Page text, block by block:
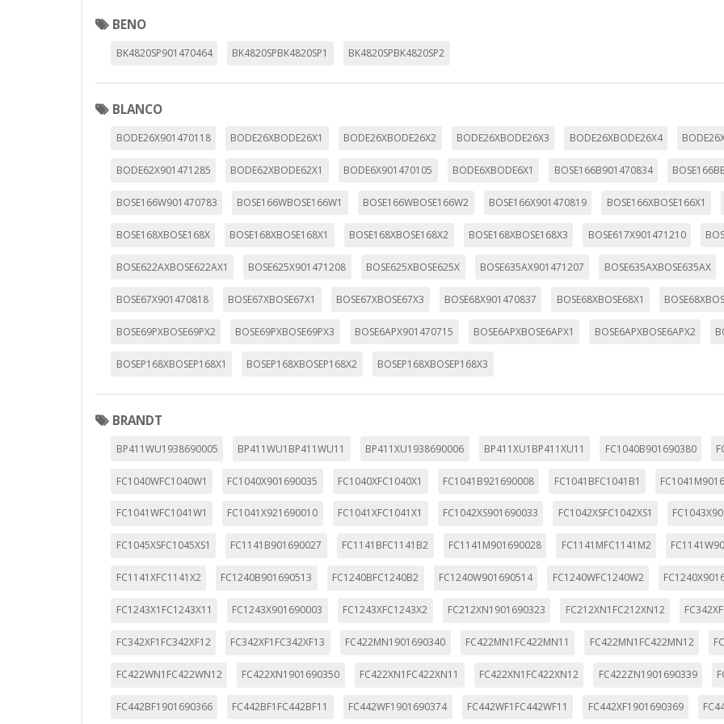
BENO
BK4820SP901470464 BK4820SPBK4820SP1 BK4820SPBK4820SP2
BLANCO
BODE26X901470118 BODE26XBODE26X1 BODE26XBODE26X2 BODE26XBODE26X3 BODE26XBODE26X4
BODE62X901471285 BODE62XBODE62X1 BODE6X901470105 BODE6XBODE6X1 BOSE166B901470834
BOSE166W901470783 BOSE166WBOSE166W1 BOSE166WBOSE166W2 BOSE166X901470819 BOSE166XBOSE166X1
BOSE168XBOSE168X BOSE168XBOSE168X1 BOSE168XBOSE168X2 BOSE168XBOSE168X3 BOSE617X901471210
BOSE622AXBOSE622AX1 BOSE625X901471208 BOSE625XBOSE625X BOSE635AX901471207 BOSE635AXBOSE635AX
BOSE67X901470818 BOSE67XBOSE67X1 BOSE67XBOSE67X3 BOSE68X901470837 BOSE68XBOSE68X1
BOSE69PXBOSE69PX2 BOSE69PXBOSE69PX3 BOSE6APX901470715 BOSE6APXBOSE6APX1 BOSE6APXBOSE6APX2
BOSEP168XBOSEP168X1 BOSEP168XBOSEP168X2 BOSEP168XBOSEP168X3
BRANDT
BP411WU1938690005 BP411WU1BP411WU11 BP411XU1938690006 BP411XU1BP411XU11 FC1040B901690380
FC1040WFC1040W1 FC1040X901690035 FC1040XFC1040X1 FC1041B921690008 FC1041BFC1041B1
FC1041WFC1041W1 FC1041X921690010 FC1041XFC1041X1 FC1042XS901690033 FC1042XSFC1042XS1
FC1045XSFC1045XS1 FC1141B901690027 FC1141BFC1141B2 FC1141M901690028 FC1141MFC1141M2
FC1141XFC1141X2 FC1240B901690513 FC1240BFC1240B2 FC1240W901690514 FC1240WFC1240W2
FC1243X1FC1243X11 FC1243X901690003 FC1243XFC1243X2 FC212XN1901690323 FC212XN1FC212XN12
FC342XF1FC342XF12 FC342XF1FC342XF13 FC422MN1901690340 FC422MN1FC422MN11 FC422MN1FC422MN12
FC422WN1FC422WN12 FC422XN1901690350 FC422XN1FC422XN11 FC422XN1FC422XN12 FC422ZN1901690339
FC442BF1901690366 FC442BF1FC442BF11 FC442WF1901690374 FC442WF1FC442WF11 FC442XF1901690369